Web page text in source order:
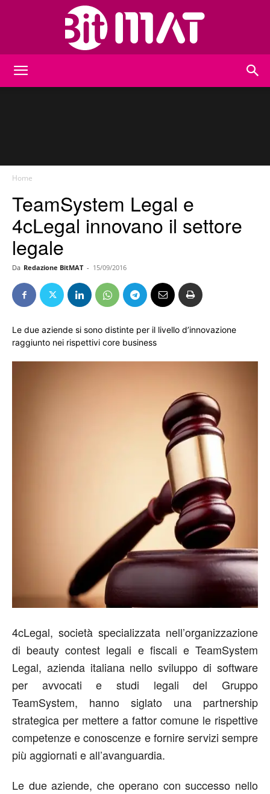
Home
TeamSystem Legal e
4cLegal innovano il settore
legale
Da Redazione BitMAT - 15/09/2016
Le due aziende si sono distinte per il livello d’innovazione
raggiunto nei rispettivi core business
4cLegal, società specializzata nell’organizzazione
di beauty contest legali e fiscali e TeamSystem
Legal, azienda italiana nello sviluppo di software
per avvocati e studi legali del Gruppo
TeamSystem, hanno siglato una partnership
strategica per mettere a fattor comune le rispettive
competenze e conoscenze e fornire servizi sempre
più aggiornati e all’avanguardia.
Le due aziende, che operano con successo nello